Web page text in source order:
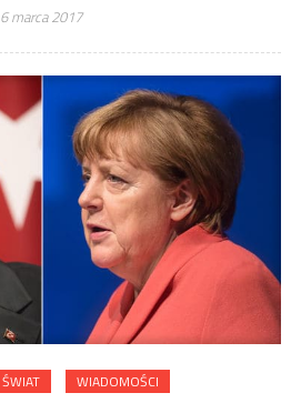
6 marca 2017
ŚWIAT WIADOMOŚCI